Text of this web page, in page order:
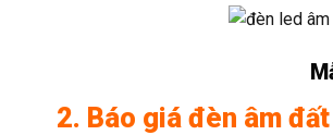
2. Báo giá đèn âm